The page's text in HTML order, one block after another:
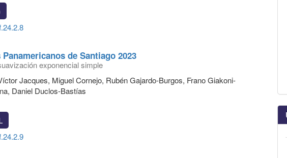
de Santiago 2023
exponencial simple
Jacques, Miguel Cornejo, Rubén Gajardo-Burgos, Frano Giakoni-
Daniel Duclos-Bastías